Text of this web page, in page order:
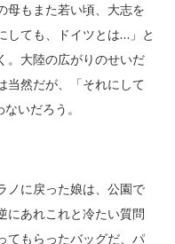
母もまた若い頃、大志を
しても、ドイツとは…」と
。大陸の広がりのせいだ
当然だが、「それにして
いだろう。
ノに戻った娘は、公園で
にあれこれと冷たい質問
てもらったバッグだ、パ